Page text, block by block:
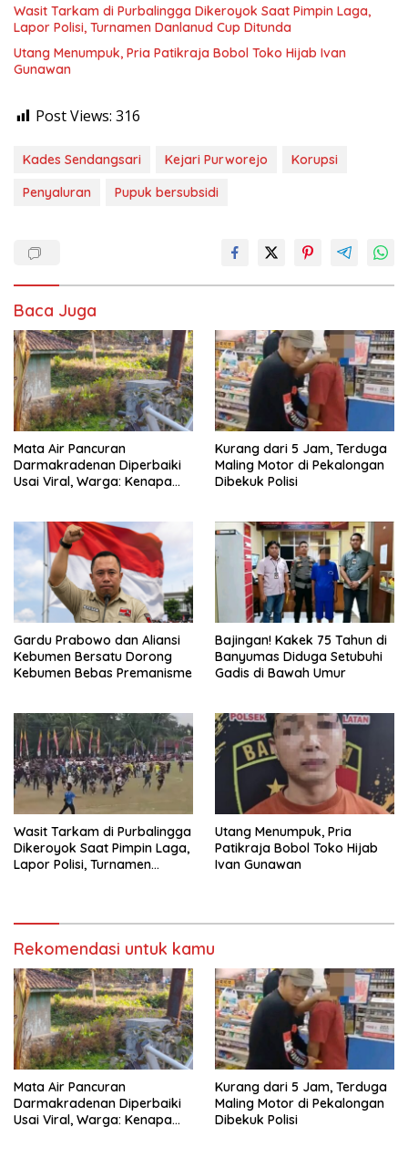
Wasit Tarkam di Purbalingga Dikeroyok Saat Pimpin Laga,
Lapor Polisi, Turnamen Danlanud Cup Ditunda
Utang Menumpuk, Pria Patikraja Bobol Toko Hijab Ivan
Gunawan
Post Views: 316
Kades Sendangsari Kejari Purworejo
Korupsi
Penyaluran
Pupuk bersubsidi
Baca Juga
Mata Air Pancuran
Darmakradenan Diperbaiki
Usai Viral, Warga: Kenapa
Kurang dari 5 Jam, Terduga
Maling Motor di Pekalongan
Dibekuk Polisi
Gardu Prabowo dan Aliansi
Kebumen Bersatu Dorong
Kebumen Bebas Premanisme
Bajingan! Kakek 75 Tahun di
Banyumas Diduga Setubuhi
Gadis di Bawah Umur
Wasit Tarkam di Purbalingga
Dikeroyok Saat Pimpin Laga,
Lapor Polisi, Turnamen
Utang Menumpuk, Pria
Patikraja Bobol Toko Hijab
Ivan Gunawan
Rekomendasi untuk kamu
Mata Air Pancuran
Darmakradenan Diperbaiki
Usai Viral, Warga: Kenapa
Kurang dari 5 Jam, Terduga
Maling Motor di Pekalongan
Dibekuk Polisi